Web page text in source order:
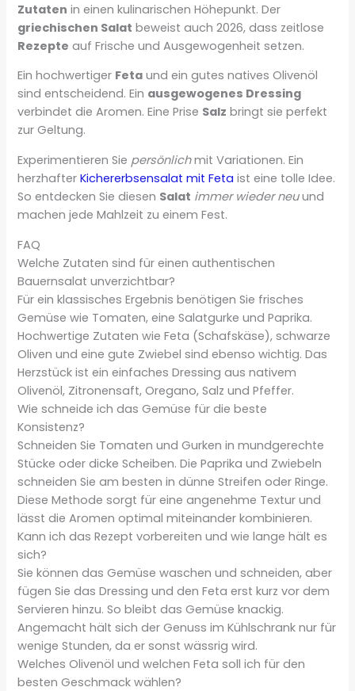
Zutaten in einen kulinarischen Höhepunkt. Der
griechischen Salat beweist auch 2026, dass zeitlose
Rezepte auf Frische und Ausgewogenheit setzen.
Ein hochwertiger Feta und ein gutes natives Olivenöl
sind entscheidend. Ein ausgewogenes Dressing
verbindet die Aromen. Eine Prise Salz bringt sie perfekt
zur Geltung.
Experimentieren Sie persönlichmit Variationen. Ein
herzhafterKichererbsensalat mit Feta ist eine tolle Idee.
So entdecken Sie diesen Salat immer wieder neuund
machen jede Mahlzeit zu einem Fest.
FAQ
Welche Zutaten sind für einen authentischen
Bauernsalat unverzichtbar?
Für ein klassisches Ergebnis benötigen Sie frisches
Gemüse wie Tomaten, eine Salatgurke und Paprika.
Hochwertige Zutaten wie Feta (Schafskäse), schwarze
Oliven und eine gute Zwiebel sind ebenso wichtig. Das
Herzstück ist ein einfaches Dressing aus nativem
Olivenöl, Zitronensaft, Oregano, Salz und Pfeffer.
Wie schneide ich das Gemüse für die beste
Konsistenz?
Schneiden Sie Tomaten und Gurken in mundgerechte
Stücke oder dicke Scheiben. Die Paprika und Zwiebeln
schneiden Sie am besten in dünne Streifen oder Ringe.
Diese Methode sorgt für eine angenehme Textur und
lässt die Aromen optimal miteinander kombinieren.
Kann ich das Rezept vorbereiten und wie lange hält es
sich?
Sie können das Gemüse waschen und schneiden, aber
fügen Sie das Dressing und den Feta erst kurz vor dem
Servieren hinzu. So bleibt das Gemüse knackig.
Angemacht hält sich der Genuss im Kühlschrank nur für
wenige Stunden, da er sonst wässrig wird.
Welches Olivenöl und welchen Feta soll ich für den
besten Geschmack wählen?